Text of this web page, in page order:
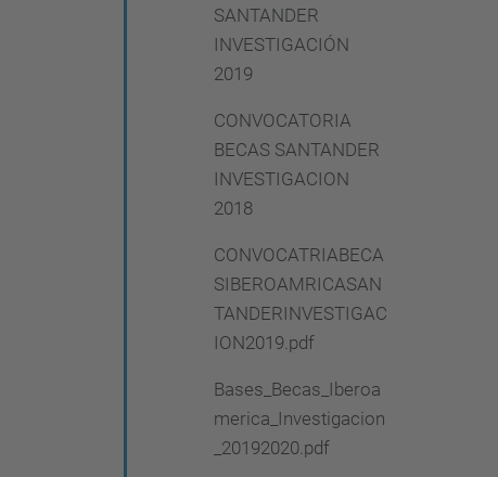
SANTANDER
INVESTIGACIÓN
2019
CONVOCATORIA
BECAS SANTANDER
INVESTIGACION
2018
CONVOCATRIABECA
SIBEROAMRICASAN
TANDERINVESTIGAC
ION2019.pdf
Bases_Becas_Iberoa
merica_Investigacion
_20192020.pdf